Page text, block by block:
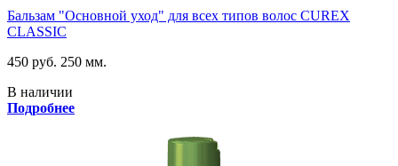
Бальзам "Основной уход" для всех типов волос CUREX
CLASSIC
450 руб. 250 мм.
В наличии
Подробнее